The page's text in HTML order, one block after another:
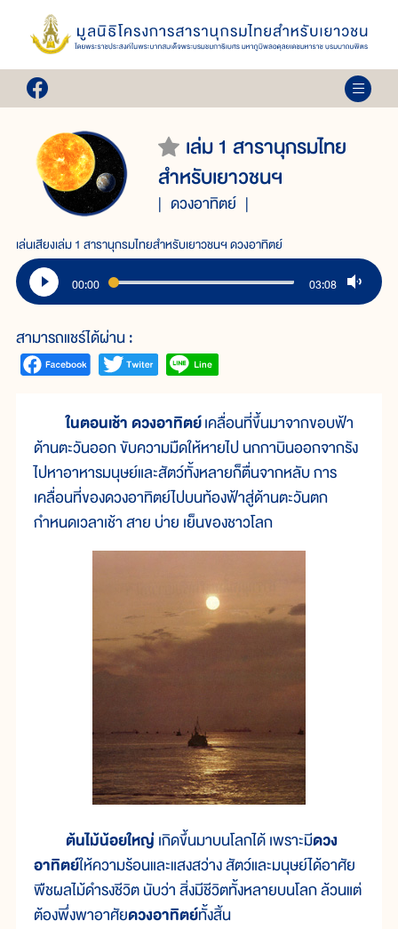
เล่ม 1 สารานุกรมไทย
สำหรับเยาวชนฯ
ดวงอาทิตย์
เล่นเสียงเล่ม 1 สารานุกรมไทยสำหรับเยาวชนฯ ดวงอาทิตย์
00:00 03:08
สามารถแชร์ได้ผ่าน :
ในตอนเช้า ดวงอาทิตย์เคลื่อนที่ขึ้นมาจากขอบฟ้า
ด้านตะวันออก ขับความมืดให้หายไป นกกาบินออกจากรัง
ไปหาอาหารมนุษย์และสัตว์ทั้งหลายก็ตื่นจากหลับ การ
เคลื่อนที่ของดวงอาทิตย์ไปบนท้องฟ้าสู่ด้านตะวันตก
กำหนดเวลาเช้า สาย บ่าย เย็นของชาวโลก
ต้นไม้น้อยใหญ่ เกิดขึ้นมาบนโลกได้ เพราะมีดวง
อาทิตย์ให้ความร้อนและแสงสว่าง สัตว์และมนุษย์ได้อาศัย
พืชผลไม้ดำรงชีวิต นับว่า สิ่งมีชีวิตทั้งหลายบนโลก ล้วนแต่
ต้องพึ่งพาอาศัยดวงอาทิตย์ทั้งสิ้น